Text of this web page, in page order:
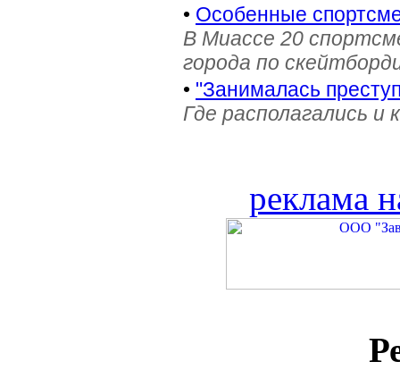
• Особенные
В Миассе 20
города по
• "Занималась
Где располагались и
реклама